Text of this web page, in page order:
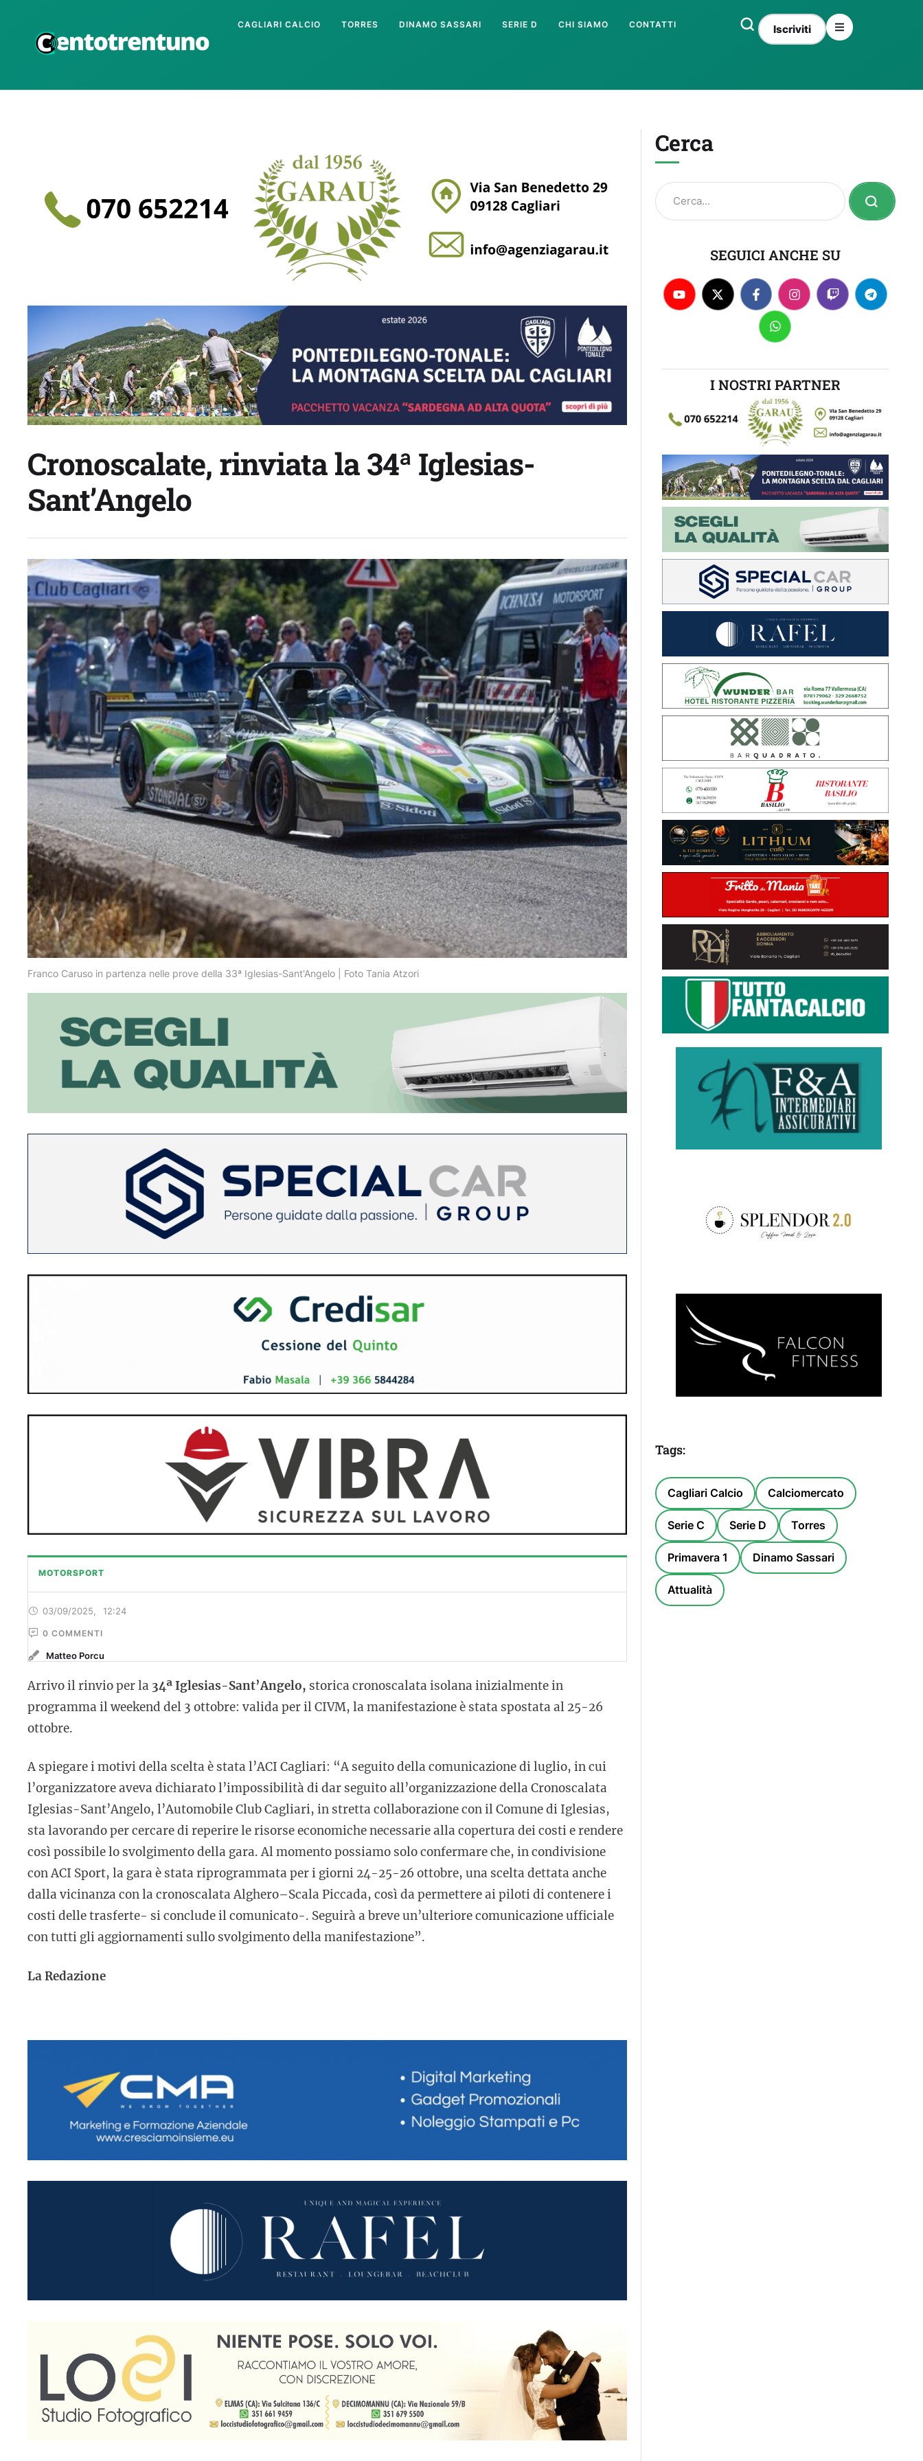
CAGLIARI CALCIO TORRES DINAMO SASSARI SERIE D CHI SIAMO CONTATTI Iscriviti
Cronoscalate, rinviata la 34ª Iglesias-
Sant’Angelo
Franco Caruso in partenza nelle prove della 33ª Iglesias-Sant'Angelo | Foto Tania Atzori
MOTORSPORT
03/09/2025 12:24
0 COMMENTI
Matteo Porcu
Arrivo il rinvio per la 34ª Iglesias-Sant’Angelo, storica cronoscalata isolana inizialmente in
programma il weekend del 3 ottobre: valida per il CIVM, la manifestazione è stata spostata al 25-26
ottobre.
A spiegare i motivi della scelta è stata l’ACI Cagliari: “A seguito della comunicazione di luglio, in cui
l’organizzatore aveva dichiarato l’impossibilità di dar seguito all’organizzazione della Cronoscalata
Iglesias-Sant’Angelo, l’Automobile Club Cagliari, in stretta collaborazione con il Comune di Iglesias,
sta lavorando per cercare di reperire le risorse economiche necessarie alla copertura dei costi e rendere
così possibile lo svolgimento della gara. Al momento possiamo solo confermare che, in condivisione
con ACI Sport, la gara è stata riprogrammata per i giorni 24-25-26 ottobre, una scelta dettata anche
dalla vicinanza con la cronoscalata Alghero–Scala Piccada, così da permettere ai piloti di contenere i
costi delle trasferte- si conclude il comunicato-. Seguirà a breve un’ulteriore comunicazione ufficiale
con tutti gli aggiornamenti sullo svolgimento della manifestazione”.
La Redazione
Cerca
SEGUICI ANCHE SU
I NOSTRI PARTNER
Tags:
Cagliari Calcio Calciomercato
Serie C Serie D Torres
Primavera 1 Dinamo Sassari
Attualità